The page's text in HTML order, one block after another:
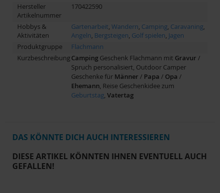
Hersteller
Artikelnummer
170422590
Hobbys &
Aktivitäten
Gartenarbeit, Wandern, Camping, Caravaning,
Angeln, Bergsteigen, Golf spielen, Jagen
Produktgruppe
Flachmann
KurzbeschreibungCamping Geschenk Flachmann mit Gravur /
Spruch personalisiert, Outdoor Camper
Geschenke für Männer / Papa / Opa /
Ehemann, Reise Geschenkidee zum
Geburtstag, Vatertag
DAS KÖNNTE DICH AUCH INTERESSIEREN
DIESE ARTIKEL KÖNNTEN IHNEN EVENTUELL AUCH
GEFALLEN!